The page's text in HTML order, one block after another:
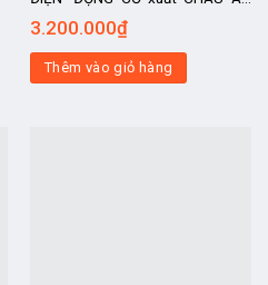
XOFO BÁNH SAU- tốc độ 30-
35km/h, kit chế xe điện, xe chế,
động cơ
3.200.000₫
Thêm vào giỏ hàng